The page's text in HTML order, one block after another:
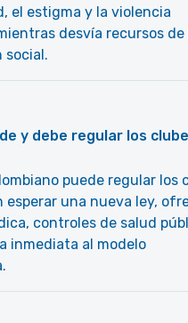
el estigma y la violencia
desvía recursos de
social.
y debe regular los
puede regular los
esperar una nueva ley,
controles de salud
inmediata al modelo